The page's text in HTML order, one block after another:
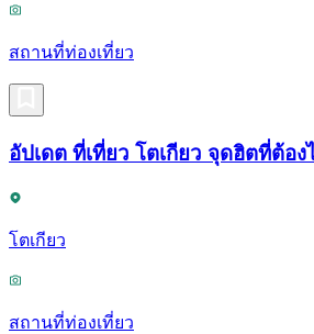
สถานที่ท่องเที่ยว
อัปเดต ที่เที่ยว โตเกียว จุดฮิตที่ต้อง
โตเกียว
สถานที่ท่องเที่ยว